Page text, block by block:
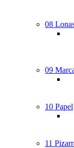
08
09
10 Papel
11